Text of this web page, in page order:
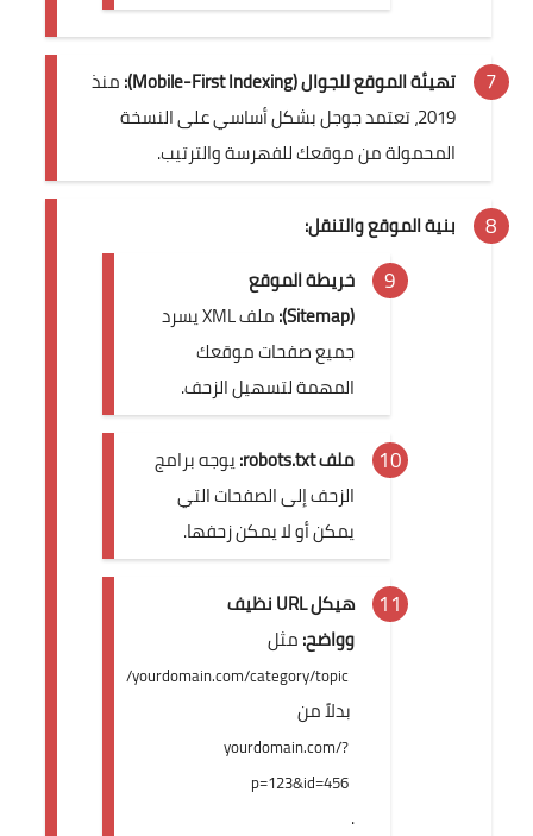
تهيئة الموقع للجوال (Mobile-First Indexing):
منذ
2019، تعتمد جوجل بشكل أساسي على النسخة
المحمولة من موقعك للفهرسة والترتيب.
بنية الموقع والتنقل:
خريطة الموقع
(Sitemap):
ملف XML يسرد
جميع صفحات موقعك
المهمة لتسهيل الزحف.
ملف robots.txt:
يوجه برامج
الزحف إلى الصفحات التي
يمكن أو لا يمكن زحفها.
هيكل URL نظيف
وواضح:مثل
yourdomain.com/category/topic/
بدلاً من
yourdomain.com/?
p=123&id=456
.